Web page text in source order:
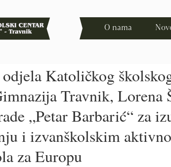
O nama
Katoličkog
Travnik, Lorena
„Petar Barbarić“ za
i izvanškolskim
za Europu